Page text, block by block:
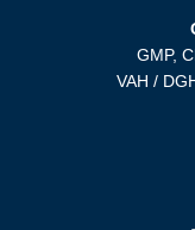
GMP,
VAH /